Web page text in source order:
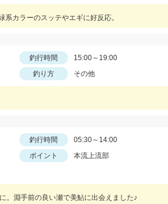
カラーのスッテやエギに好反応。
釣行時間
15:00～19:00
釣り方 その他
釣行時間
05:30～14:00
ポイント
本流上流部
。淵手前の良い瀬で美鮎に出会えました♪